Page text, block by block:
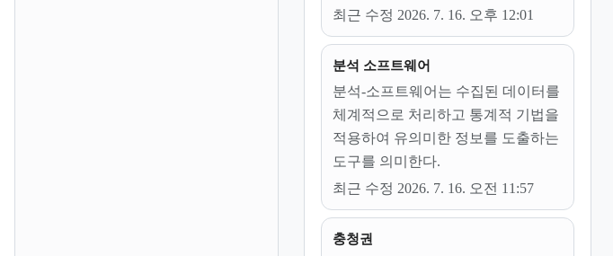
최근 수정 2026. 7. 16. 오후 12:01
분석 소프트웨어
분석-소프트웨어는 수집된 데이터를
체계적으로 처리하고 통계적 기법을
적용하여 유의미한 정보를 도출하는
도구를 의미한다.
최근 수정 2026. 7. 16. 오전 11:57
충청권